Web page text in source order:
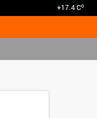
+17.4 Co